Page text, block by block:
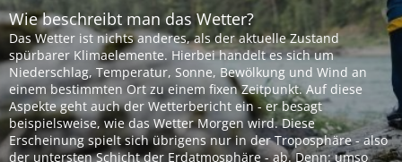
Wie beschreibt man das Wetter?
Das Wetter ist nichts anderes, als der aktuelle Zustand
spürbarer Klimaelemente. Hierbei handelt es sich um
Niederschlag, Temperatur, Sonne, Bewölkung und Wind an
einem bestimmten Ort zu einem fixen Zeitpunkt. Auf diese
Aspekte geht auch der Wetterbericht ein - er besagt
beispielsweise, wie das Wetter Morgen wird. Diese
Erscheinung spielt sich übrigens nur in der Troposphäre - also
der untersten Schicht der Erdatmosphäre - ab. Denn: umso